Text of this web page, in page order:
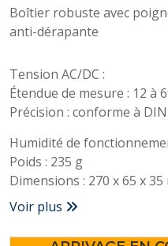
Boîtier robuste avec
anti-dérapante
Tension AC/DC :
Étendue de mesure : 12 à
Précision : conforme à
Humidité de
Poids : 235 g
Dimensions : 270 x 65 x 35
Température de service : -
Couleur du produit : Noir
Indice de protection : IP 64
Voir plus